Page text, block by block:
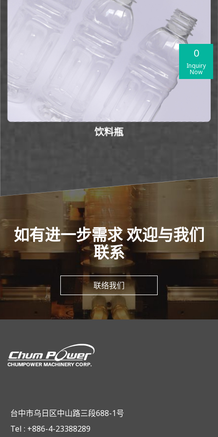
0
Inquiry
Now
饮料瓶
如有进一步需求 欢迎与我们
联系
联络我们
台中市乌日区中山路三段688-1号
Tel : +886-4-23388289